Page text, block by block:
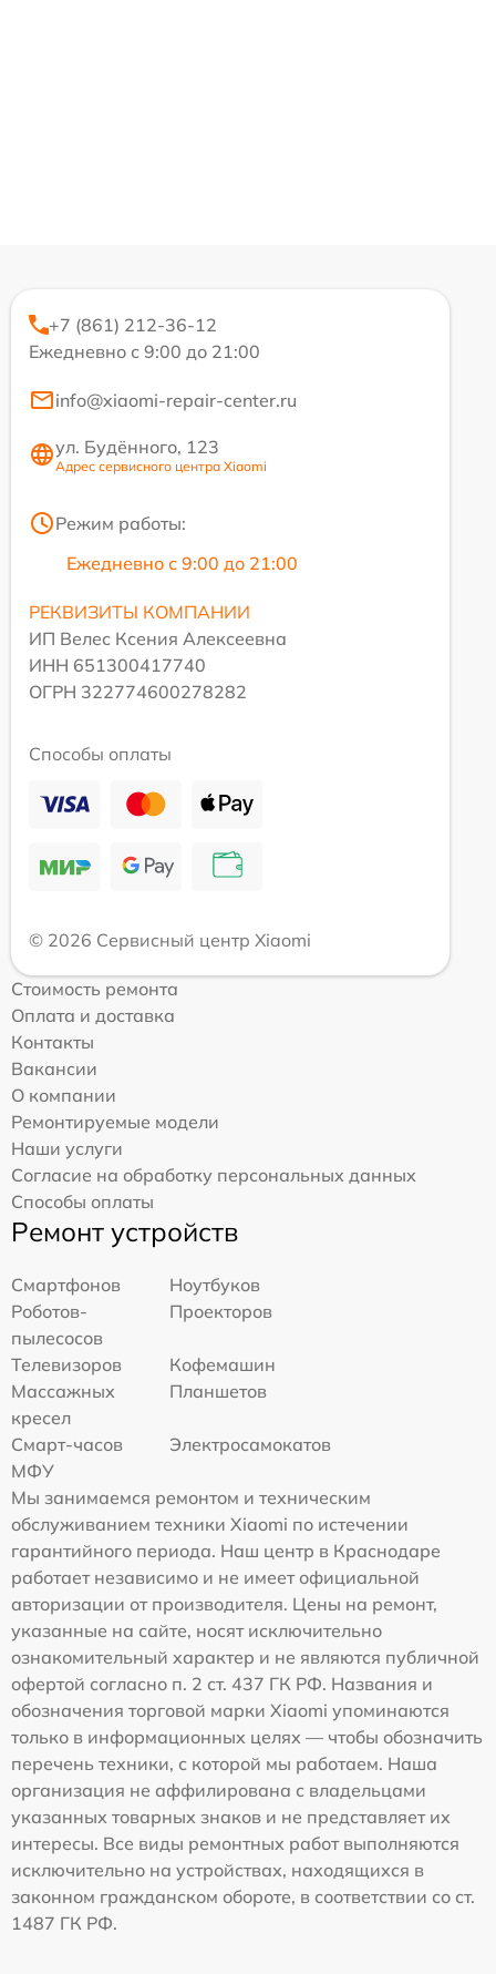
+7 (861) 212-36-12
Ежедневно с 9:00 до 21:00
info@xiaomi-repair-center.ru
ул. Будённого, 123
Адрес сервисного центра Xiaomi
Режим работы:
Ежедневно с 9:00 до 21:00
РЕКВИЗИТЫ КОМПАНИИ
ИП Велес Ксения Алексеевна
ИНН 651300417740
ОГРН 322774600278282
Способы оплаты
© 2026 Сервисный центр Xiaomi
Стоимость ремонта
Оплата и доставка
Контакты
Вакансии
О компании
Ремонтируемые модели
Наши услуги
Согласие на обработку персональных данных
Способы оплаты
Ремонт устройств
Смартфонов
Ноутбуков
Роботов-
пылесосов
Проекторов
Телевизоров
Кофемашин
Массажных
кресел
Планшетов
Смарт-часов
Электросамокатов
МФУ
Мы занимаемся ремонтом и техническим
обслуживанием техники Xiaomi по истечении
гарантийного периода. Наш центр в Краснодаре
работает независимо и не имеет официальной
авторизации от производителя. Цены на ремонт,
указанные на сайте, носят исключительно
ознакомительный характер и не являются публичной
офертой согласно п. 2 ст. 437 ГК РФ. Названия и
обозначения торговой марки Xiaomi упоминаются
только в информационных целях — чтобы обозначить
перечень техники, с которой мы работаем. Наша
организация не аффилирована с владельцами
указанных товарных знаков и не представляет их
интересы. Все виды ремонтных работ выполняются
исключительно на устройствах, находящихся в
законном гражданском обороте, в соответствии со ст.
1487 ГК РФ.